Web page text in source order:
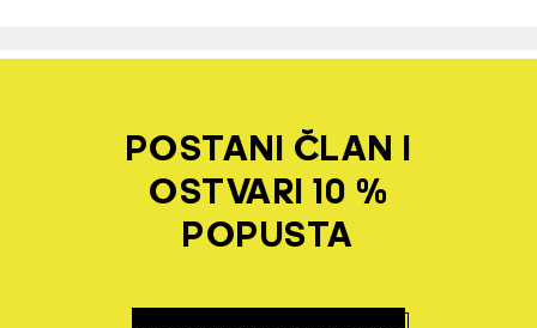
POSTANI ČLAN I
OSTVARI 10 %
POPUSTA